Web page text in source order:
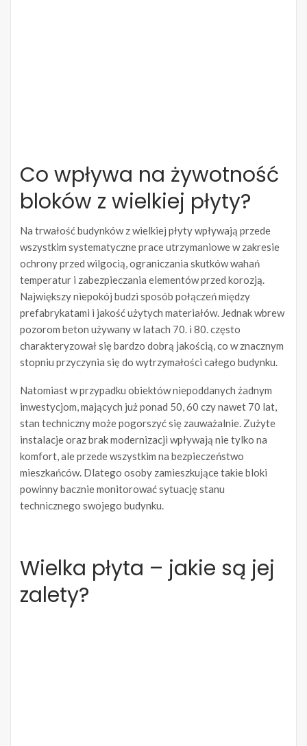
Co wpływa na żywotność
bloków z wielkiej płyty?
Na trwałość budynków z wielkiej płyty wpływają przede
wszystkim systematyczne prace utrzymaniowe w zakresie
ochrony przed wilgocią, ograniczania skutków wahań
temperatur i zabezpieczania elementów przed korozją.
Największy niepokój budzi sposób połączeń między
prefabrykatami i jakość użytych materiałów. Jednak wbrew
pozorom beton używany w latach 70. i 80. często
charakteryzował się bardzo dobrą jakością, co w znacznym
stopniu przyczynia się do wytrzymałości całego budynku.
Natomiast w przypadku obiektów niepoddanych żadnym
inwestycjom, mających już ponad 50, 60 czy nawet 70 lat,
stan techniczny może pogorszyć się zauważalnie. Zużyte
instalacje oraz brak modernizacji wpływają nie tylko na
komfort, ale przede wszystkim na bezpieczeństwo
mieszkańców. Dlatego osoby zamieszkujące takie bloki
powinny bacznie monitorować sytuację stanu
technicznego swojego budynku.
Wielka płyta – jakie są jej
zalety?